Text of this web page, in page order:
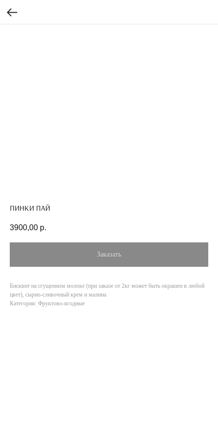
ПИНКИ ПАЙ
3900,00 р.
Заказать
Бисквит на сгущенном молоке (при заказе от 2кг может быть окрашен в любой
цвет), сырно-сливочный крем и малина.
Категория: Фруктово-ягодные